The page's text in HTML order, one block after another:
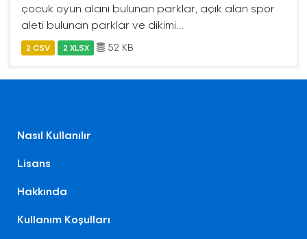
çocuk oyun alanı bulunan parklar, açık alan spor
aleti bulunan parklar ve dikimi...
2 CSV 2 XLSX 52 KB
Nasıl Kullanılır
Lisans
Hakkında
Kullanım Koşulları